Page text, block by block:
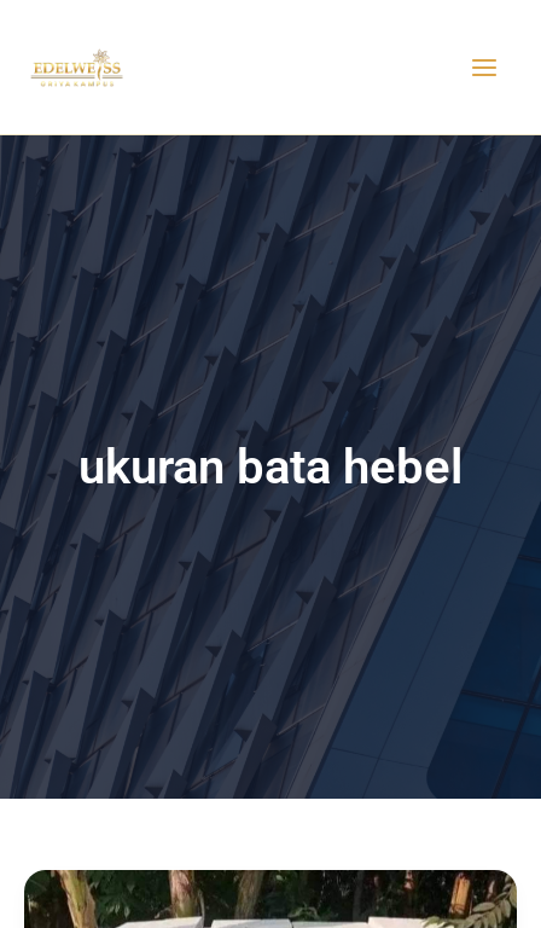
content
ukuran bata hebel
Daftar
Ukuran